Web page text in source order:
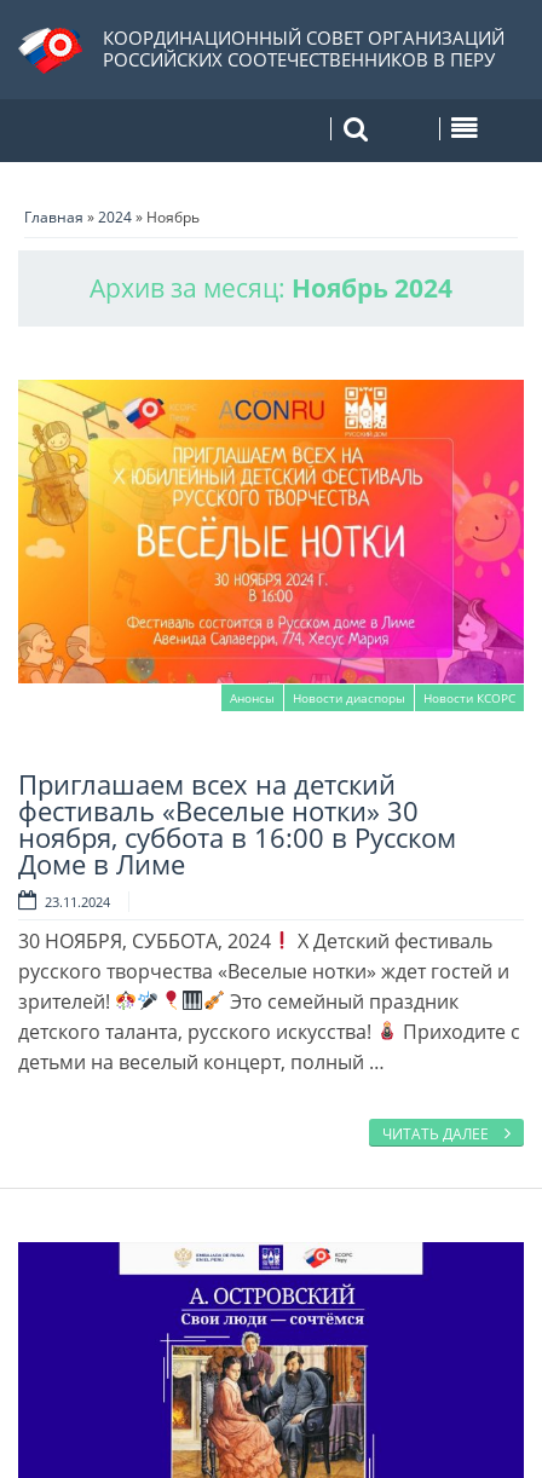
КООРДИНАЦИОННЫЙ СОВЕТ ОРГАНИЗАЦИЙ
РОССИЙСКИХ СООТЕЧЕСТВЕННИКОВ В ПЕРУ
Главная »2024» Ноябрь
Архив за месяц: Ноябрь 2024
Анонсы Новости диаспоры Новости КСОРС
Читать далее
Приглашаем всех на детский
фестиваль «Веселые нотки» 30
ноября, суббота в 16:00 в Русском
Доме в Лиме
23.11.2024
30 НОЯБРЯ, СУББОТА, 2024
Х Детский фестиваль
русского творчества «Веселые нотки» ждет гостей и
зрителей!
Это семейный праздник
детского таланта, русского искусства!
Приходите с
детьми на веселый концерт, полный …
ЧИТАТЬ ДАЛЕЕ